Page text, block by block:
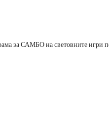
за САМБО на световните игри